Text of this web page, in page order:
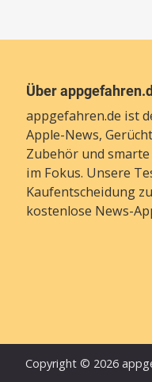
Über
appgefahren.de ist
Apple-News,
Zubehör und
im Fokus. Unsere
Kaufentscheidung
kostenlose News-
Copyright © 2026